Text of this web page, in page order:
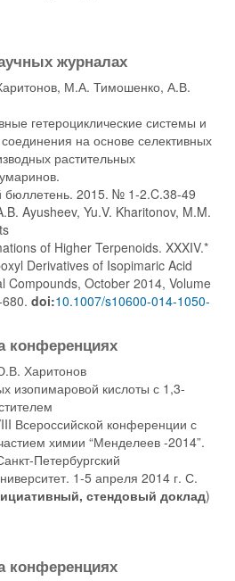
журналах
М.А. Тимошенко, А.В.
гетероциклические системы и
на основе селективных
растительных
бюллетень. 2015. № 1-2.C.38-49
Ayusheev, Yu.V. Kharitonov, M.M.
of Higher Terpenoids. XXXIV.*
Derivatives of Isopimaric Acid
Compounds, October 2014, Volume
doi:10.1007/s10600-014-1050-
конференциях
Харитонов
изопимаровой кислоты с 1,3-
Всероссийской конференции с
химии “Менделеев -2014”.
Петербургский
1-5 апреля 2014 г. С.
стендовый доклад)
конференциях